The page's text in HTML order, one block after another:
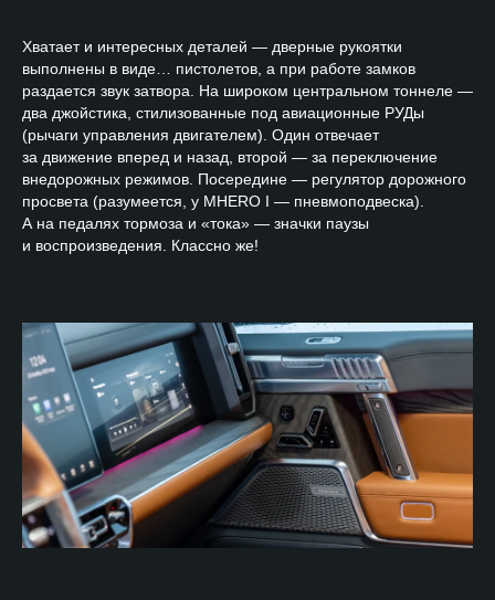
Хватает и интересных деталей — дверные рукоятки
выполнены в виде… пистолетов, а при работе замков
раздается звук затвора. На широком центральном тоннеле —
два джойстика, стилизованные под авиационные РУДы
(рычаги управления двигателем). Один отвечает
за движение вперед и назад, второй — за переключение
внедорожных режимов. Посередине — регулятор дорожного
просвета (разумеется, у MHERO I — пневмоподвеска).
А на педалях тормоза и «тока» — значки паузы
и воспроизведения. Классно же!